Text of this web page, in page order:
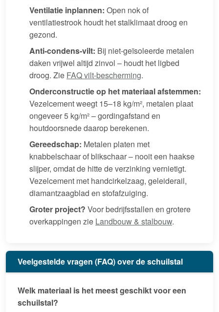
Ventilatie inplannen: Open nok of
ventilatiestrook houdt het stalklimaat droog en
gezond.
Anti-condens-vilt: Bij niet-geïsoleerde metalen
daken vrijwel altijd zinvol – houdt het ligbed
droog. Zie FAQ vilt-bescherming.
Onderconstructie op het materiaal afstemmen:
Vezelcement weegt 15–18 kg/m², metalen plaat
ongeveer 5 kg/m² – gordingafstand en
houtdoorsnede daarop berekenen.
Gereedschap: Metalen platen met
knabbelschaar of blikschaar – nooit een haakse
slijper, omdat de hitte de verzinking vernietigt.
Vezelcement met handcirkelzaag, geleiderail,
diamantzaagblad en stofafzuiging.
Groter project? Voor bedrijfsstallen en grotere
overkappingen zie Landbouw & stalbouw.
Veelgestelde vragen (FAQ) over de schuilstal
Welk materiaal is het meest geschikt voor een
schuilstal?